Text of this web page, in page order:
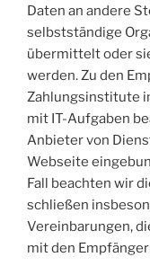
Daten an andere
selbstständige
übermittelt oder
werden. Zu den
Zahlungsinstitute
mit IT-Aufgaben
Anbieter von
Webseite
Fall beachten wir
schließen
Vereinbarungen,
mit den